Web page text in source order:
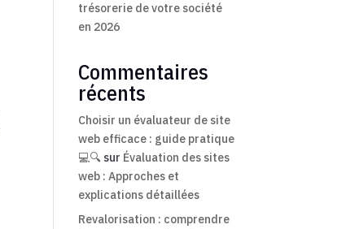
trésorerie de votre société
en 2026
Commentaires
récents
Choisir un évaluateur de site
web efficace : guide pratique
💻🔍 sur Évaluation des sites
web : Approches et
explications détaillées
Revalorisation : comprendre